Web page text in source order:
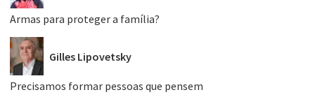
Armas para proteger a família?
Gilles Lipovetsky
Precisamos formar pessoas que pensem